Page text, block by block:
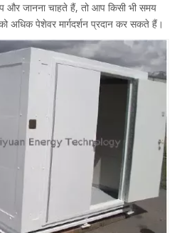
और जानना चाहते हैं, तो आप किसी भी समय
पेशेवर मार्गदर्शन प्रदान कर सकते हैं।